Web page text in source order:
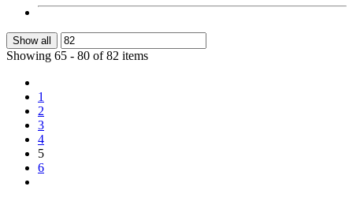
Show all
Showing 65 - 80 of 82 items
1
2
3
4
5
6